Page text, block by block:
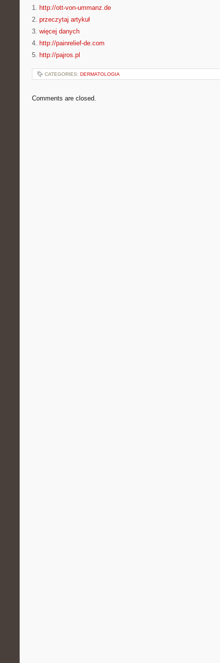
1. http://ott-von-ummanz.de
2. przeczytaj artykuł
3. więcej danych
4. http://painrelief-de.com
5. http://pajros.pl
CATEGORIES: DERMATOLOGIA
Comments are closed.